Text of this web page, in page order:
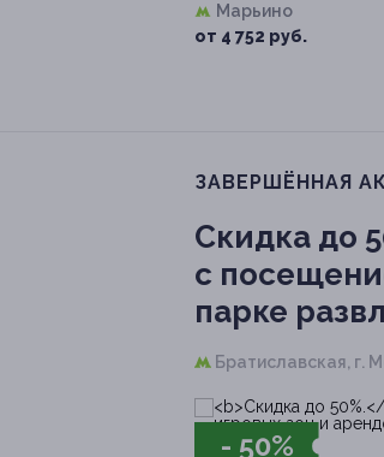
Марьино
от 4 752 руб.
ЗАВЕРШЁННАЯ
Скидка до
с
парке
Братиславская, г.
- 50%